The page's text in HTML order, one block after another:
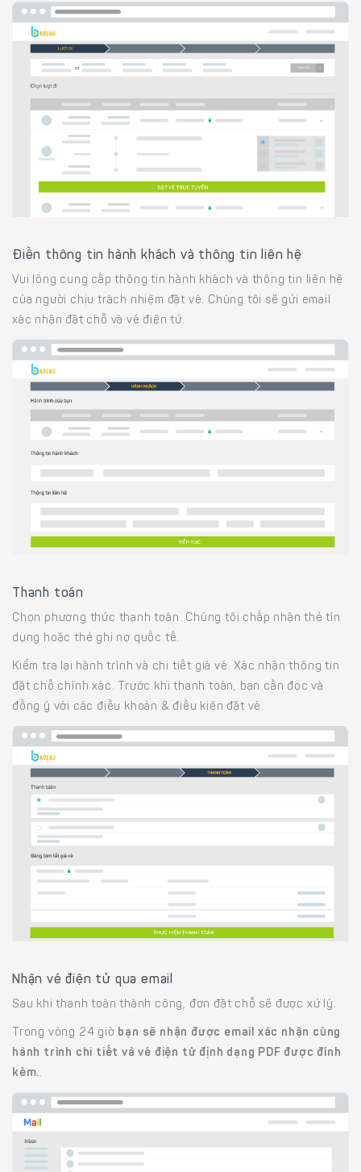
Điền thông tin hành khách và thông tin liên hệ
Vui lòng cung cấp thông tin hành khách và thông tin liên hệ
của người chịu trách nhiệm đặt vé. Chúng tôi sẽ gửi email
xác nhận đặt chỗ và vé điện tử.
Thanh toán
Chọn phương thức thanh toán. Chúng tôi chấp nhận thẻ tín
dụng hoặc thẻ ghi nợ quốc tế.
Kiểm tra lại hành trình và chi tiết giá vé. Xác nhận thông tin
đặt chỗ chính xác. Trước khi thanh toán, bạn cần đọc và
đồng ý với các điều khoản & điều kiện đặt vé.
Nhận vé điện tử qua email
Sau khi thanh toán thành công, đơn đặt chỗ sẽ được xử lý.
Trong vòng 24 giờ bạn sẽ nhận được email xác nhận cùng
hành trình chi tiết và vé điện tử định dạng PDF được đính
kèm..